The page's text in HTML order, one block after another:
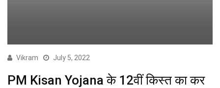
Vikram July 5, 2022
PM Kisan Yojana के 12वीं किस्त का कर